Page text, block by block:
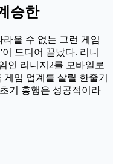
승한
올 수 없는 그런 게임
드디어 끝났다. 리니
인 리니지2를 모바일로
임 업계를 살릴 한줄기
기 흥행은 성공적이라